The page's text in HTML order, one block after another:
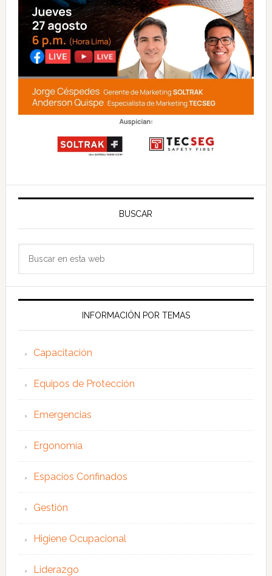
BUSCAR
web
INFORMACIÓN POR TEMAS
Capacitación
Equipos de Protección
Emergencias
Ergonomía
Espacios Confinados
Gestión
Higiene Ocupacional
Liderazgo